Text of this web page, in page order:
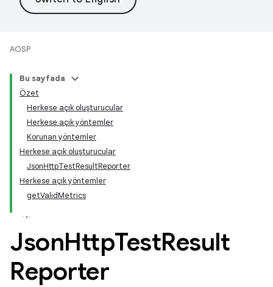
AOSP
Bu sayfada
Özet
Herkese açık oluşturucular
Herkese açık yöntemler
Korunan yöntemler
Herkese açık oluşturucular
JsonHttpTestResultReporter
Herkese açık yöntemler
getValidMetrics
JsonHttpTestResult
Reporter